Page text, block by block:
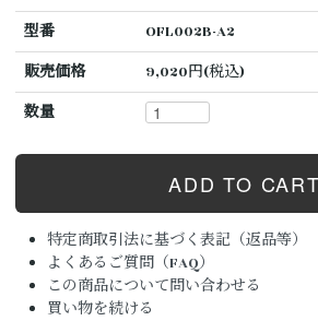
型番
OFL002B-A2
販売価格
9,020円(税込)
数量
特定商取引法に基づく表記（返品等）
よくあるご質問（FAQ）
この商品について問い合わせる
買い物を続ける